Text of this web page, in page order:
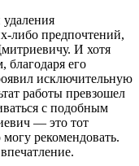
либо предпочтений,
И хотя
благодаря его
исключительную
работы превзошел
с подобным
— это тот
рекомендовать.